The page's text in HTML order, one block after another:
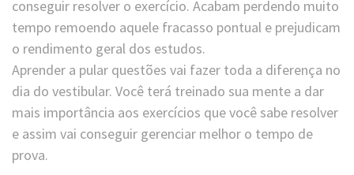
conseguir resolver o exercício. Acabam perdendo muito
tempo remoendo aquele fracasso pontual e prejudicam
o rendimento geral dos estudos.
Aprender a pular questões vai fazer toda a diferença no
dia do vestibular. Você terá treinado sua mente a dar
mais importância aos exercícios que você sabe resolver
e assim vai conseguir gerenciar melhor o tempo de
prova.